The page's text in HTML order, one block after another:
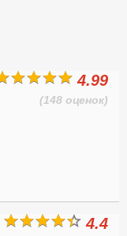
4.99
(148 оценок)
4.4